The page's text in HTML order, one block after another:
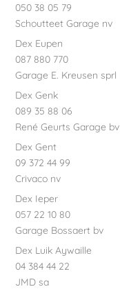
050 38 05 79
Schoutteet Garage nv
Dex Eupen
087 880 770
Garage E. Kreusen sprl
Dex Genk
089 35 88 06
René Geurts Garage bv
Dex Gent
09 372 44 99
Crivaco nv
Dex Ieper
057 22 10 80
Garage Bossaert bv
Dex Luik Aywaille
04 384 44 22
JMD sa